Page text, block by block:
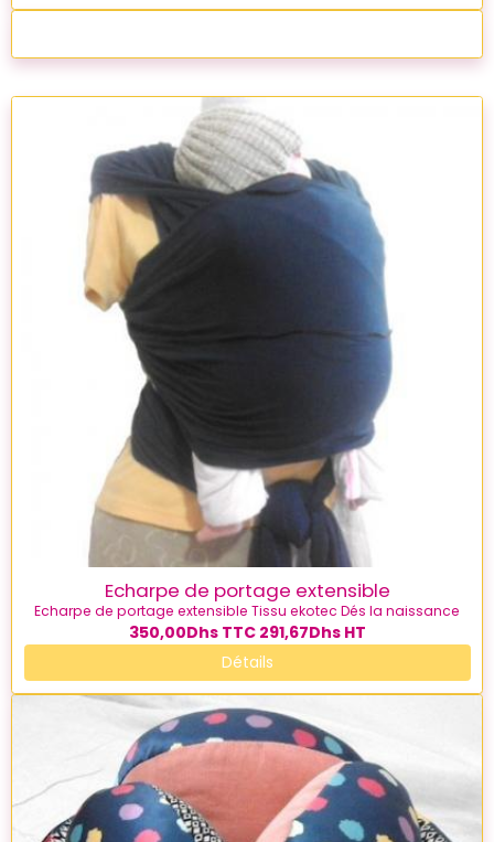
Echarpe de portage extensible
Echarpe de portage extensible Tissu ekotec Dés la naissance
350,00Dhs TTC 291,67Dhs HT
Détails